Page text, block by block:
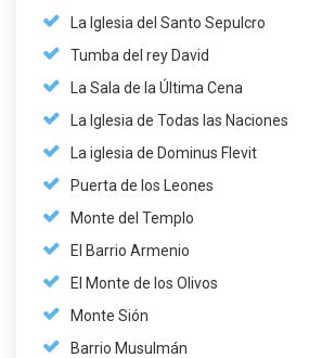
La Iglesia del Santo Sepulcro
Tumba del rey David
La Sala de la Última Cena
La Iglesia de Todas las Naciones
La iglesia de Dominus Flevit
Puerta de los Leones
Monte del Templo
El Barrio Armenio
El Monte de los Olivos
Monte Sión
Barrio Musulmán